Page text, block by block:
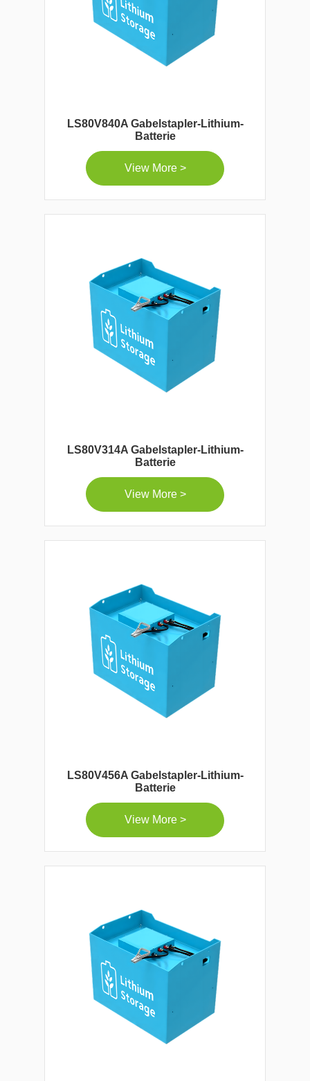
LS80V840A Gabelstapler-Lithium-
Batterie
View More >
LS80V314A Gabelstapler-Lithium-
Batterie
View More >
LS80V456A Gabelstapler-Lithium-
Batterie
View More >